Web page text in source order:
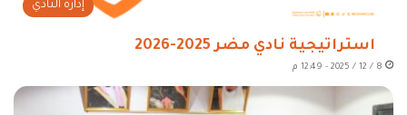
إدارة النادي
استراتيجية نادي مضر 2025-2026
8 / 12 / 2025 - 12:49 م